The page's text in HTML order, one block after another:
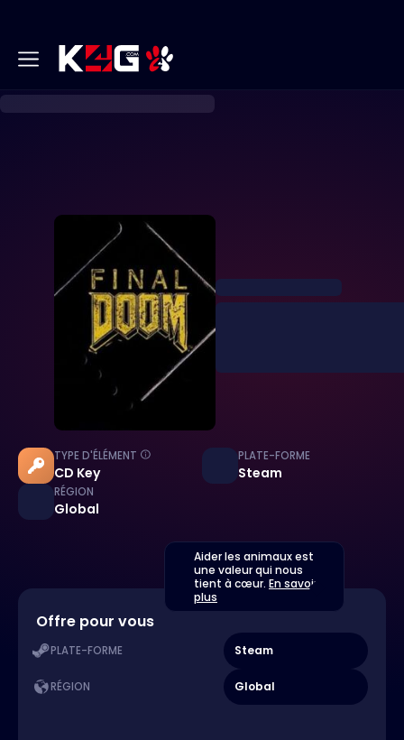
TYPE D'ÉLÉMENT
CD Key
PLATE-FORME
Steam
RÉGION
Global
Aider les animaux est
une valeur qui nous
tient à cœur. En savoir
plus
Offre pour vous
PLATE-FORME Steam
RÉGION Global